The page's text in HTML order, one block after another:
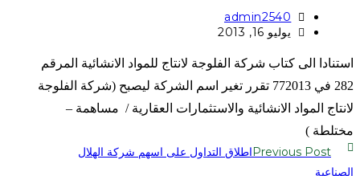
admin2540
يوليو 16, 2013
استنادا الى كتاب شركة الفلوجة لانتاج للمواد الانشائية المرقم
282 في 772013 تقرر تغير اسم الشركة ليصبح (شركة الفلوجة
لانتاج المواد الانشائية والاستثمارات العقارية / مساهمة –
مختلطة )
Previous Postاطلاق التداول على اسهم شركة الهلال
الصناعية